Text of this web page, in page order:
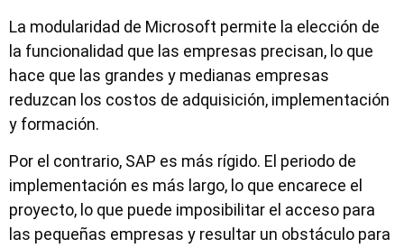
La modularidad de Microsoft permite la elección de
la funcionalidad que las empresas precisan, lo que
hace que las grandes y medianas empresas
reduzcan los costos de adquisición, implementación
y formación.
Por el contrario, SAP es más rígido. El periodo de
implementación es más largo, lo que encarece el
proyecto, lo que puede imposibilitar el acceso para
las pequeñas empresas y resultar un obstáculo para